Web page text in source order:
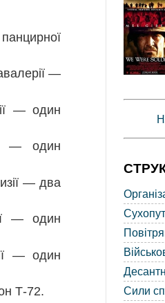
—
— один
— один
— два
— один
— один
Т-72.
Сили